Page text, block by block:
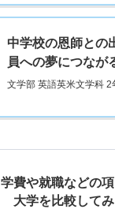
中学校の恩師との
員への夢につなが
文学部 英語英米文学科 2
学費や就職などの項
大学を比較してみ